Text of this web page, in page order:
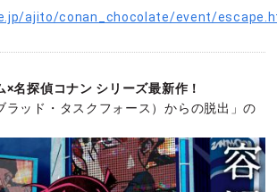
ajito/conan_chocolate/event/
名探偵コナン シリーズ最新作！
ラッド・タスクフォース）からの脱出」の